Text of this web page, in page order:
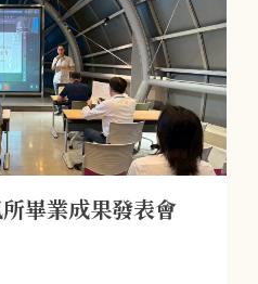
畢業成果發表會